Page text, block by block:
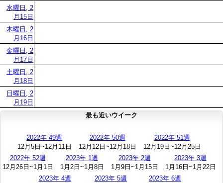
水曜日, 2
月15日
木曜日, 2
月16日
金曜日, 2
月17日
土曜日, 2
月18日
日曜日, 2
月19日
最も近いウイーク
2022年 49週
12月5日~12月11日
2022年 50週
12月12日~12月18日
2022年 51週
12月19日~12月25日
2022年 52週
12月26日~1月1日
2023年 1週
1月2日~1月8日
2023年 2週
1月9日~1月15日
2023年 3週
1月16日~1月22日
2023年 4週
2023年 5週
2023年 6週